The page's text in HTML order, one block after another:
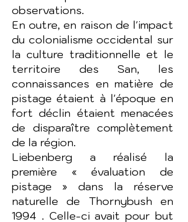
observations.
En outre, en raison de l'impact
du colonialisme occidental sur
la culture traditionnelle et le
territoire des San, les
connaissances en matière de
pistage étaient à l'époque en
fort déclin étaient menacées
de disparaître complètement
de la région.
Liebenberg a réalisé la
première « évaluation de
pistage » dans la réserve
naturelle de Thornybush en
1994 . Celle-ci avait pour but